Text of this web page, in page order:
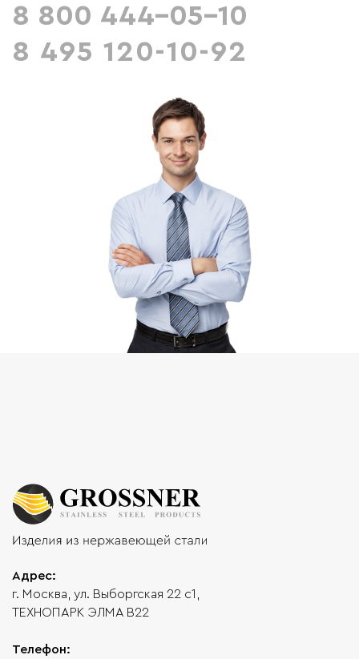
8 800 444-05-10
8 495 120-10-92
Адрес:
г. Москва, ул. Выборгская 22 с1,
ТЕХНОПАРК ЭЛМА В22
Телефон: